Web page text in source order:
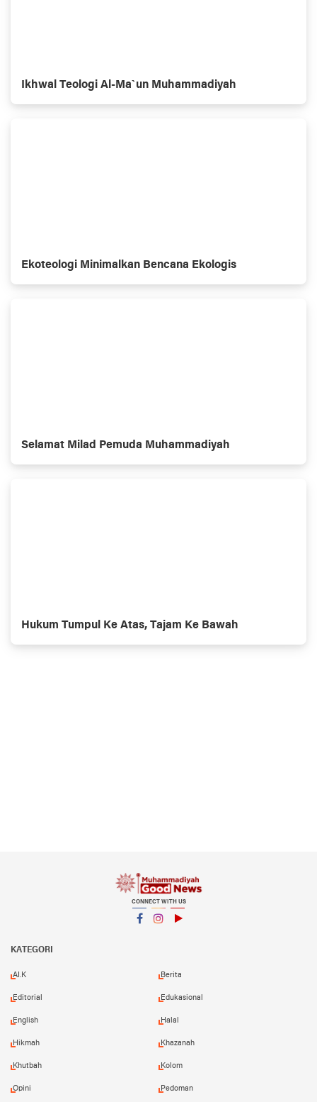
Ikhwal Teologi Al-Ma`un Muhammadiyah
Ekoteologi Minimalkan Bencana Ekologis
Selamat Milad Pemuda Muhammadiyah
Hukum Tumpul Ke Atas, Tajam Ke Bawah
CONNECT WITH US
KATEGORI
AI.K Berita
Editorial Edukasional
English Halal
Hikmah Khazanah
Khutbah Kolom
Opini Pedoman